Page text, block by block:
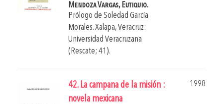
Mendoza Vargas, Eutiquio.
Prólogo de Soledad García
Morales.Xalapa, Veracruz:
Universidad Veracruzana
(Rescate; 41).
42. La campana de la misión :
novela mexicana
1998